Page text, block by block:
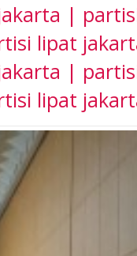
|
lipat
|
lipat